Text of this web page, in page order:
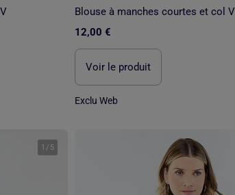
Blouse à manches courtes et col V
12,00 €
Voir le produit
Exclu Web
1 / 5